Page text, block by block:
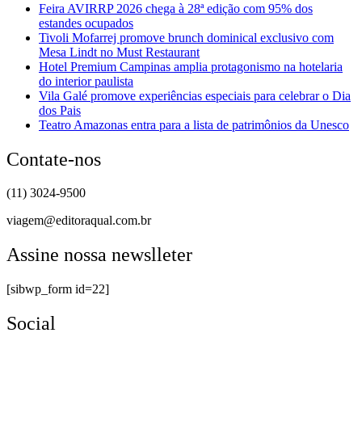
Feira AVIRRP 2026 chega à 28ª edição com 95% dos
estandes ocupados
Tivoli Mofarrej promove brunch dominical exclusivo com
Mesa Lindt no Must Restaurant
Hotel Premium Campinas amplia protagonismo na hotelaria
do interior paulista
Vila Galé promove experiências especiais para celebrar o Dia
dos Pais
Teatro Amazonas entra para a lista de patrimônios da Unesco
Contate-nos
(11) 3024-9500
viagem@editoraqual.com.br
Assine nossa newslleter
[sibwp_form id=22]
Social